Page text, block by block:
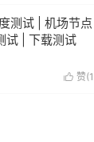
测试 | 机场节点
试 | 下载测试
 赞(1